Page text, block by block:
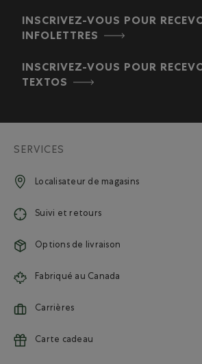
INSCRIVEZ-VOUS POUR
INFOLETTRES
INSCRIVEZ-VOUS POUR
TEXTOS
SERVICES
Localisateur de magasins
Suivi et retours
Options de livraison
Fabriqué au Canada
Carrières
Carte cadeau